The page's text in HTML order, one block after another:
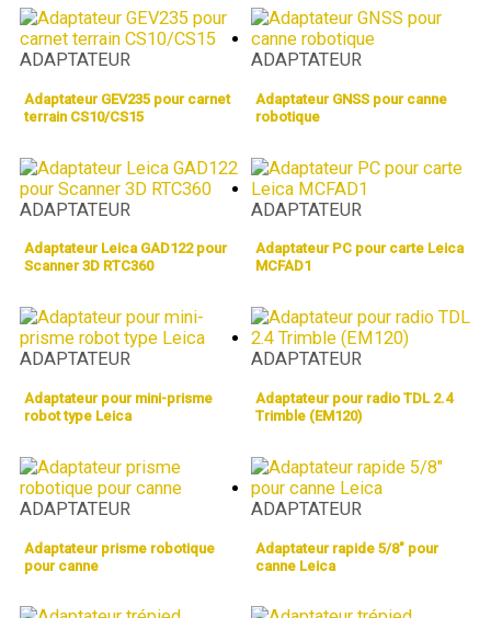
ADAPTATEUR
Adaptateur GEV235 pour carnet
terrain CS10/CS15
ADAPTATEUR
Adaptateur GNSS pour canne
robotique
ADAPTATEUR
Adaptateur Leica GAD122 pour
Scanner 3D RTC360
ADAPTATEUR
Adaptateur PC pour carte Leica
MCFAD1
ADAPTATEUR
Adaptateur pour mini-prisme
robot type Leica
ADAPTATEUR
Adaptateur pour radio TDL 2.4
Trimble (EM120)
ADAPTATEUR
Adaptateur prisme robotique
pour canne
ADAPTATEUR
Adaptateur rapide 5/8″ pour
canne Leica